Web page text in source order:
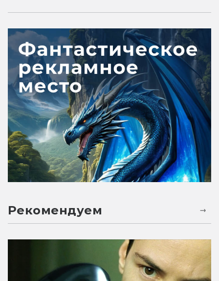
Рекомендуем